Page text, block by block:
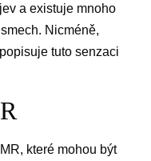
a existuje mnoho
Nicméně,
tuto senzaci
které mohou být